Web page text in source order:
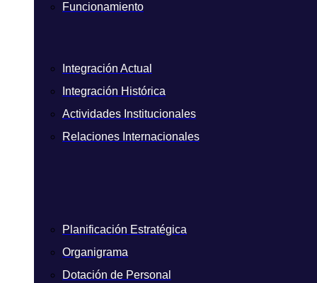
Funcionamiento
Integración Actual
Integración Histórica
Actividades Institucionales
Relaciones Internacionales
Planificación Estratégica
Organigrama
Dotación de Personal